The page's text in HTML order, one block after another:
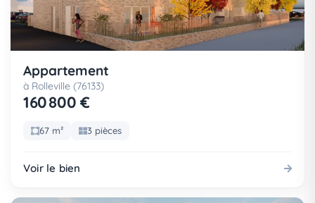
Appartement
à Rolleville (76133)
160 800 €
67 m² 3 pièces
Voir le bien